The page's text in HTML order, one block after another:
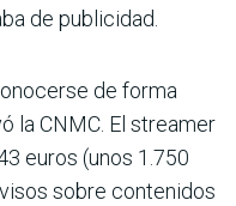
de publicidad.
de forma
la CNMC. El streamer
euros (unos 1.750
sobre contenidos